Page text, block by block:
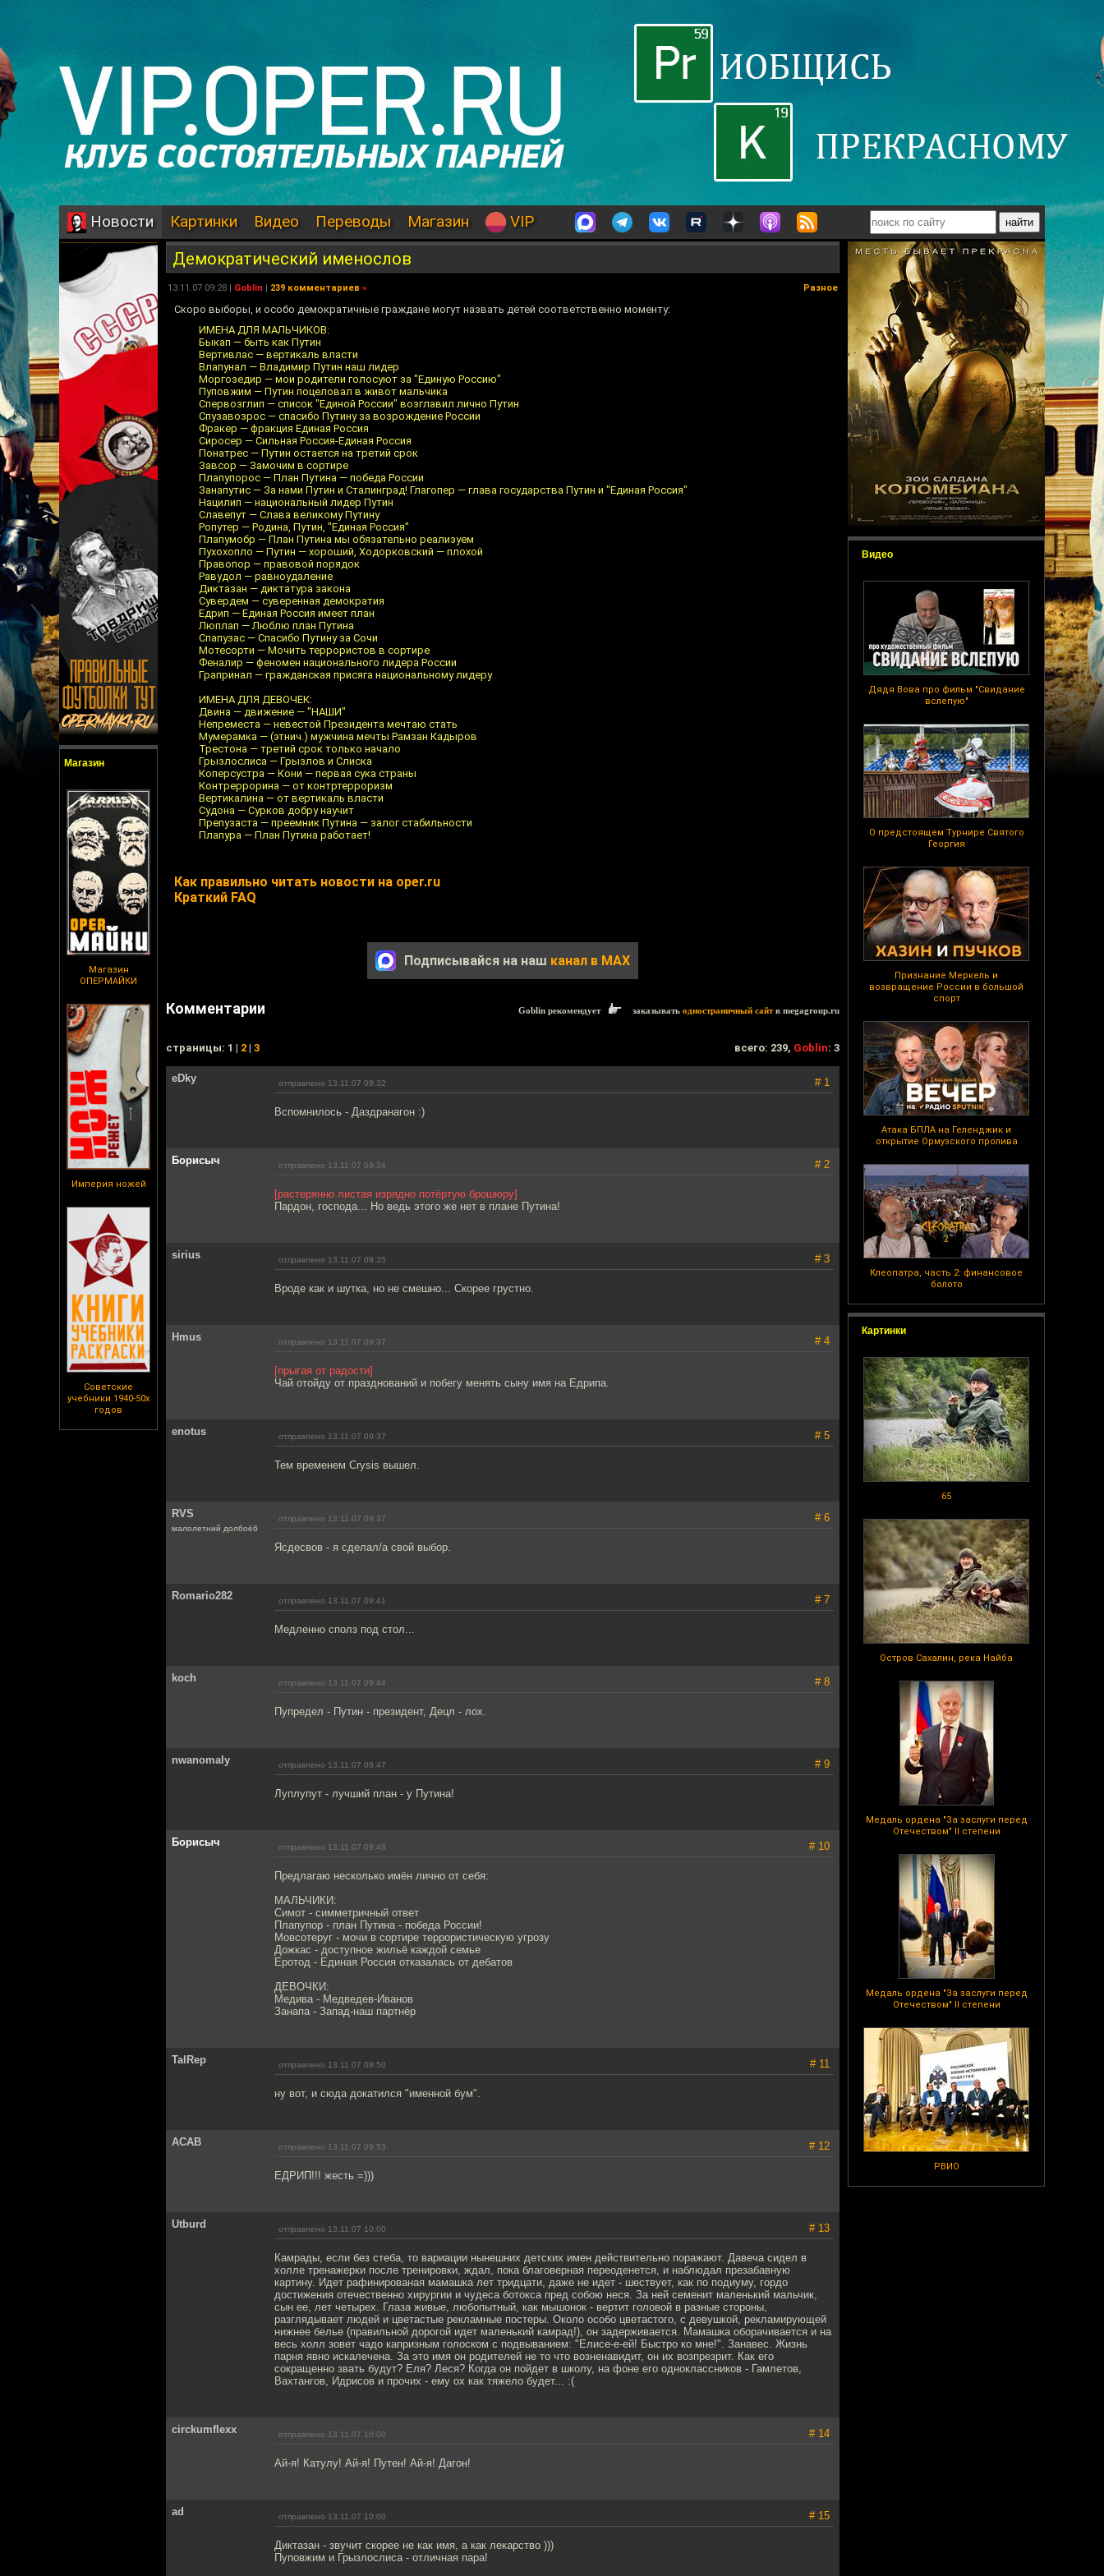
Новости Картинки Видео Переводы Магазин VIP
Магазин
Магазин
ОПЕРМАЙКИ
Империя ножей
Советские
учебники 1940-50х
годов
Видео
Дядя Вова про фильм "Свидание
вслепую"
О предстоящем Турнире Святого
Георгия
Признание Меркель и
возвращение России в большой
спорт
Атака БПЛА на Геленджик и
открытие Ормузского пролива
Клеопатра, часть 2: финансовое
болото
Картинки
65
Остров Сахалин, река Найба
Медаль ордена "За заслуги перед
Отечеством" II степени
Медаль ордена "За заслуги перед
Отечеством" II степени
РВИО
Демократический именослов
13.11.07 09:28 | Goblin | 239 комментариев » Разное
Скоро выборы, и особо демократичные граждане могут назвать детей соответственно моменту:
ИМЕНА ДЛЯ МАЛЬЧИКОВ:
Быкап — быть как Путин
Вертивлас — вертикаль власти
Влапунал — Владимир Путин наш лидер
Моргозедир — мои родители голосуют за "Единую Россию"
Пуповжим — Путин поцеловал в живот мальчика
Спервозглип — список "Единой России" возглавил лично Путин
Спузавозрос — спасибо Путину за возрождение России
Фракер — фракция Единая Россия
Сиросер — Сильная Россия-Единая Россия
Понатрес — Путин остается на третий срок
Завсор — Замочим в сортире
Плапупорос — План Путина — победа России
Занапутис — За нами Путин и Сталинград! Глагопер — глава государства Путин и "Единая Россия"
Нацилип — национальный лидер Путин
Славепут — Слава великому Путину
Ропутер — Родина, Путин, "Единая Россия"
Плапумобр — План Путина мы обязательно реализуем
Пухохопло — Путин — хороший, Ходорковский — плохой
Правопор — правовой порядок
Равудол — равноудаление
Диктазан — диктатура закона
Сувердем — суверенная демократия
Едрип — Единая Россия имеет план
Люплап — Люблю план Путина
Спапузас — Спасибо Путину за Сочи
Мотесорти — Мочить террористов в сортире
Феналир — феномен национального лидера России
Грапринал — гражданская присяга национальному лидеру
ИМЕНА ДЛЯ ДЕВОЧЕК:
Двина — движение — "НАШИ"
Непреместа — невестой Президента мечтаю стать
Мумерамка — (этнич.) мужчина мечты Рамзан Кадыров
Трестона — третий срок только начало
Грызлослиса — Грызлов и Слиска
Коперсустра — Кони — первая сука страны
Контреррорина — от контртерроризм
Вертикалина — от вертикаль власти
Судона — Сурков добру научит
Препузаста — преемник Путина — залог стабильности
Плапура — План Путина работает!
Как правильно читать новости на oper.ru
Краткий FAQ
Подписывайся на наш канал в MAX
Комментарии Goblin рекомендует заказывать одностраничный сайтв megagroup.ru
cтраницы: 1 | 2 | 3 всего: 239, Goblin: 3
eDky отправлено 13.11.07 09:32 # 1
Вспомнилось - Даздранагон :)
Борисыч отправлено 13.11.07 09:34 # 2
[растерянно листая изрядно потёртую брошюру]
Пардон, господа... Но ведь этого же нет в плане Путина!
sirius отправлено 13.11.07 09:35 # 3
Вроде как и шутка, но не смешно... Скорее грустно.
Hmus отправлено 13.11.07 09:37 # 4
[прыгая от радости]
Чай отойду от празднований и побегу менять сыну имя на Едрипа.
enotus отправлено 13.11.07 09:37 # 5
Тем временем Crysis вышел.
RVS
малолетний долбоёб
отправлено 13.11.07 09:37 # 6
Ясдесвов - я сделал/а свой выбор.
Romario282 отправлено 13.11.07 09:41 # 7
Медленно сполз под стол...
koch отправлено 13.11.07 09:44 # 8
Пупредел - Путин - президент, Децл - лох.
nwanomaly отправлено 13.11.07 09:47 # 9
Луплупут - лучший план - у Путина!
Борисыч отправлено 13.11.07 09:48 # 10
Предлагаю несколько имён лично от себя:
МАЛЬЧИКИ:
Симот - симметричный ответ
Плапупор - план Путина - победа России!
Мовсотеруг - мочи в сортире террористическую угрозу
Дожкас - доступное жильё каждой семье
Еротод - Единая Россия отказалась от дебатов
ДЕВОЧКИ:
Медива - Медведев-Иванов
Занапа - Запад-наш партнёр
TalRep отправлено 13.11.07 09:50 # 11
ну вот, и сюда докатился "именной бум".
ACAB отправлено 13.11.07 09:53 # 12
ЕДРИП!!! жесть =)))
Utburd отправлено 13.11.07 10:00 # 13
Камрады, если без стеба, то вариации нынешних детских имен действительно поражают. Давеча сидел в
холле тренажерки после тренировки, ждал, пока благоверная переоденется, и наблюдал презабавную
картину. Идет рафинированая мамашка лет тридцати, даже не идет - шествует, как по подиуму, гордо
достижения отечественно хирургии и чудеса ботокса пред собою неся. За ней семенит маленький мальчик,
сын ее, лет четырех. Глаза живые, любопытный, как мышонок - вертит головой в разные стороны,
разглядывает людей и цветастые рекламные постеры. Около особо цветастого, с девушкой, рекламирующей
нижнее белье (правильной дорогой идет маленький камрад!), он задерживается. Мамашка оборачивается и на
весь холл зовет чадо капризным голоском с подвыванием: "Елисе-е-ей! Быстро ко мне!". Занавес. Жизнь
парня явно искалечена. За это имя он родителей не то что возненавидит, он их возпрезрит. Как его
сокращенно звать будут? Еля? Леся? Когда он пойдет в школу, на фоне его одноклассников - Гамлетов,
Вахтангов, Идрисов и прочих - ему ох как тяжело будет... :(
circkumflexx отправлено 13.11.07 10:00 # 14
Ай-я! Катулу! Ай-я! Путен! Ай-я! Дагон!
ad отправлено 13.11.07 10:00 # 15
Диктазан - звучит скорее не как имя, а как лекарство )))
Пуповжим и Грызлослиса - отличная пара!